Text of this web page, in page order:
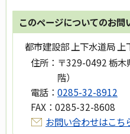
このページについてのお問
都市建設部 上下水道局 上
住所： 〒329-0492 栃木
階）
電話： 0285-32-8912
FAX： 0285-32-8608
お問い合わせはこち